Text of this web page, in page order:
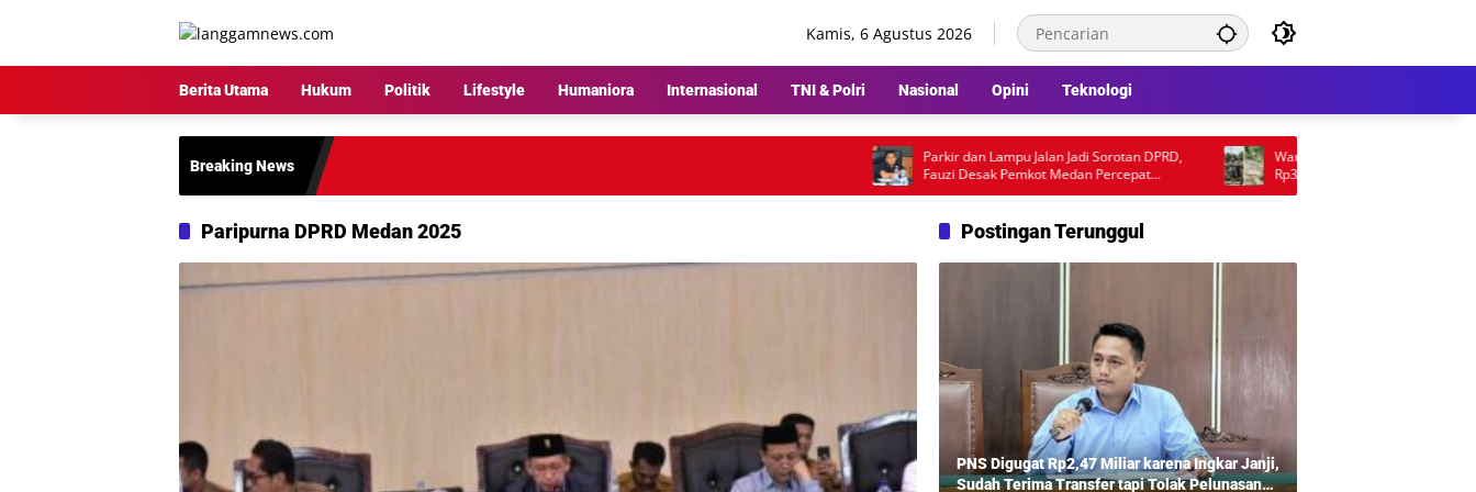
Kamis, 6 Agustus 2026
Berita Utama Hukum Politik Lifestyle Humaniora Internasional TNI & Polri Nasional Opini Teknologi
Breaking News
Parkir dan Lampu Jalan Jadi Sorotan DPRD,
Fauzi Desak Pemkot Medan Percepat
Pembenahan
Warga Pertanyakan Mutu Proyek
Rp397 Juta, Penggunaan Pondasi
Desakan Audit Lapangan
Paripurna DPRD Medan 2025 Postingan Terunggul
PNS Digugat Rp2,47 Miliar karena Ingkar Janji,
Sudah Terima Transfer tapi Tolak Pelunasan